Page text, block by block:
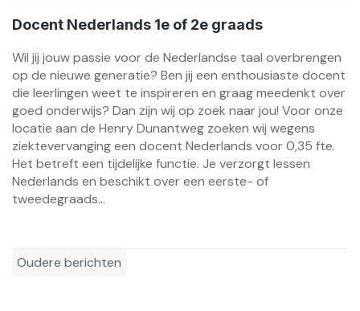
Docent Nederlands 1e of 2e graads
Wil jij jouw passie voor de Nederlandse taal overbrengen
op de nieuwe generatie? Ben jij een enthousiaste docent
die leerlingen weet te inspireren en graag meedenkt over
goed onderwijs? Dan zijn wij op zoek naar jou! Voor onze
locatie aan de Henry Dunantweg zoeken wij wegens
ziektevervanging een docent Nederlands voor 0,35 fte.
Het betreft een tijdelijke functie. Je verzorgt lessen
Nederlands en beschikt over een eerste- of
tweedegraads...
Berichtennavigatie
Oudere berichten